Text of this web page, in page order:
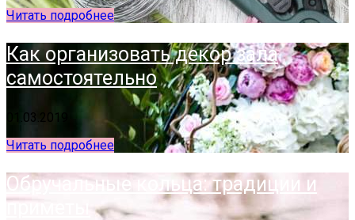
Читать подробнее
Как организовать декор зала
самостоятельно
01.03.2019
Читать подробнее
Обручальные кольца: традиции и
приметы